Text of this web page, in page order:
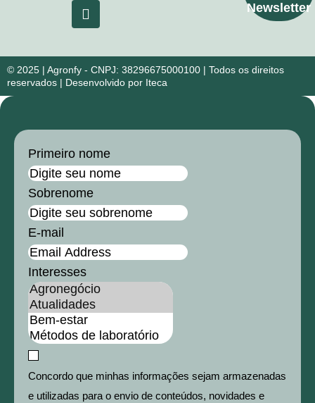
Newsletter
© 2025 | Agronfy - CNPJ: 38296675000100 | Todos os direitos
reservados | Desenvolvido por Iteca
Primeiro nome
Sobrenome
E-mail
Interesses
Concordo que minhas informações sejam armazenadas
e utilizadas para o envio de conteúdos, novidades e